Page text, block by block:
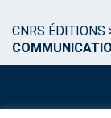
CNRS ÉDITIONS